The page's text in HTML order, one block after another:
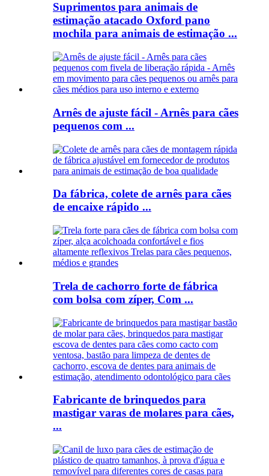
Suprimentos para animais de
estimação atacado Oxford pano
mochila para animais de estimação ...
Arnês de ajuste fácil - Arnês para cães
pequenos com ...
Da fábrica, colete de arnês para cães
de encaixe rápido ...
Trela ​​de cachorro forte de fábrica
com bolsa com zíper, Com ...
Fabricante de brinquedos para
mastigar varas de molares para cães,
...